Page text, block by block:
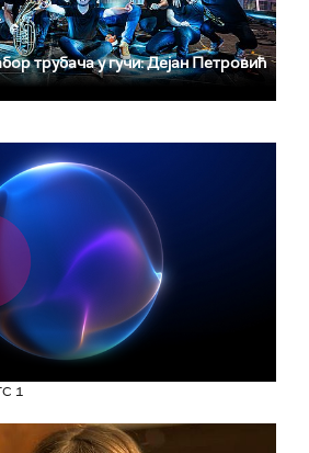
трубача у гучи: Дејан Петровић
1